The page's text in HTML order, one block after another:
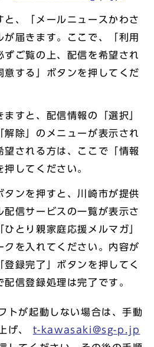
と、「メールニュースかわさ
が届きます。ここで、「利用
ずご覧の上、配信を希望され
意する」ボタンを押してくだ
ますと、配信情報の「選択」
解除」のメニューが表示され
望される方は、ここで「情報
してください。
タンを押すと、川崎市が提供
配信サービスの一覧が表示さ
ひとり親家庭応援メルマガ」
クを入れてください。内容が
登録完了」ボタンを押してく
配信登録処理は完了です。
トが起動しない場合は、手動
げ、 t-kawasaki@sg-p.jp